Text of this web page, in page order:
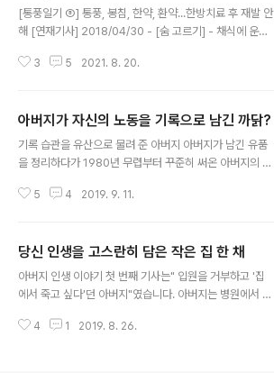
람들의 세상살이가 바빠지면서 생일을 토요일이나 일요일
에 당겨 지내는 것처럼 벌써 20여 년 전부터 제사도 토요
간은 저녁 식사 시간이었습니다. 가족 중에는 첫 제사 만큼
[통풍일기 ⑧] 통풍, 봉침, 한약, 환약...한방치료 후 재발 안
해 [연재기사] 2018/04/30 - [숨 고르기] - 채식에 운동
르기] - "통풍은 위험한 병 아니지만 불치병" 2018.08.13
가...의사만 믿으면 될까? 2018.07.03 - [숨 고르기] - 채
식해도 걸리는데...치맥이 통풍의 주범이라고? 2018.07.2
4 - [숨 고르기] - 통풍 4개월...먹고 자는 습관을 바꾸다 2
료하기 힘든 병 2018년 4월부터 ..
3 5 2021. 8. 20.
아버지가 자신의 노동을 기록으로 남긴 까닭?
기록 습관을 유산으로 물려 준 아버지 아버지가 남긴 유품
을 정리하다가 1980년 무렵부터 꾸준히 써온 아버지의 작
면서 일요일도 쉬지 않고 일했던 당신의 고된 노동의 흔적
오랫 동안 일기를 썼던 것도 어떤 DNA 차원의 유전이었을
지도 모른다는 생각이 들었습니다. 아버지가 자신의 삶을
기록으로 남긴 것은 일기와 같은 긴 글은 아닙니다. 아버지
를 빠짐 없이 기록하였습니다. 아버지가 매일매일의 작업
5 4 2019. 9. 11.
당신 인생을 고스란히 담은 작은 집 한 채
아버지 인생 이야기 첫 번째 기사는" 입원을 거부하고 '집
에서 죽고 싶다'던 아버지"였습니다. 아버지는 병원에서 임
웅을 받으며 생의 마지막 시간을 보내고 싶다던 마지막 소
4 1 2019. 8. 26.